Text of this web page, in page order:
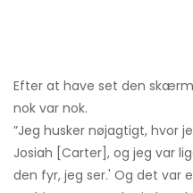
Efter at have set den
nok var nok.
”Jeg husker nøjagtigt, hvor
Josiah [Carter], og jeg var
den fyr, jeg ser.' Og det var